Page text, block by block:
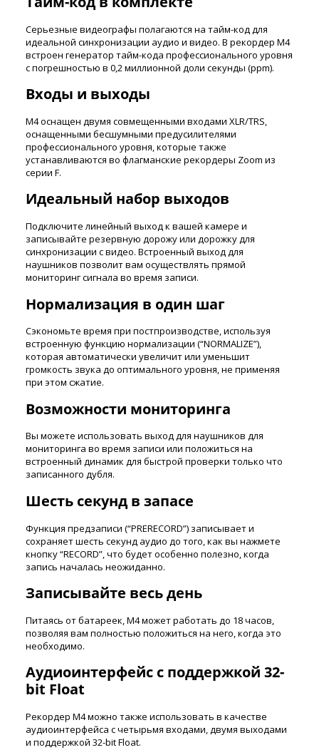
Серьезные видеографы полагаются на тайм-код для
идеальной синхронизации аудио и видео. В рекордер M4
встроен генератор тайм-кода профессионального уровня
с погрешностью в 0,2 миллионной доли секунды (ppm).
Входы и выходы
M4 оснащен двумя совмещенными входами XLR/TRS,
оснащенными бесшумными предусилителями
профессионального уровня, которые также
устанавливаются во флагманские рекордеры Zoom из
серии F.
Идеальный набор выходов
Подключите линейный выход к вашей камере и
записывайте резервную дорожу или дорожку для
синхронизации с видео. Встроенный выход для
наушников позволит вам осуществлять прямой
мониторинг сигнала во время записи.
Нормализация в один шаг
Сэкономьте время при постпроизводстве, используя
встроенную функцию нормализации (“NORMALIZE”),
которая автоматически увеличит или уменьшит
громкость звука до оптимального уровня, не применяя
при этом сжатие.
Возможности мониторинга
Вы можете использовать выход для наушников для
мониторинга во время записи или положиться на
встроенный динамик для быстрой проверки только что
записанного дубля.
Шесть секунд в запасе
Функция предзаписи (“PRERECORD”) записывает и
сохраняет шесть секунд аудио до того, как вы нажмете
кнопку “RECORD”, что будет особенно полезно, когда
запись началась неожиданно.
Записывайте весь день
Питаясь от батареек, M4 может работать до 18 часов,
позволяя вам полностью положиться на него, когда это
необходимо.
Аудиоинтерфейс с поддержкой 32-
bit Float
Рекордер M4 можно также использовать в качестве
аудиоинтерфейса с четырьмя входами, двумя выходами
и поддержкой 32-bit Float.